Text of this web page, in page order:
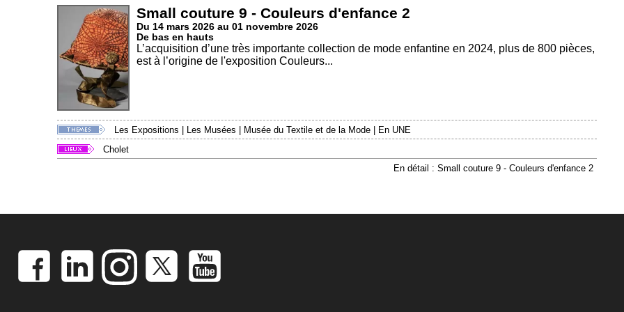
Small couture 9 - Couleurs d'enfance 2
Du 14 mars 2026 au 01 novembre 2026
De bas en hauts
L’acquisition d’une très importante collection de mode enfantine en 2024, plus de 800 pièces,
est à l’origine de l'exposition Couleurs...
Les Expositions Les Musées Musée du Textile et de la Mode
En UNE
Cholet
En détail : Small couture 9 - Couleurs d'enfance 2